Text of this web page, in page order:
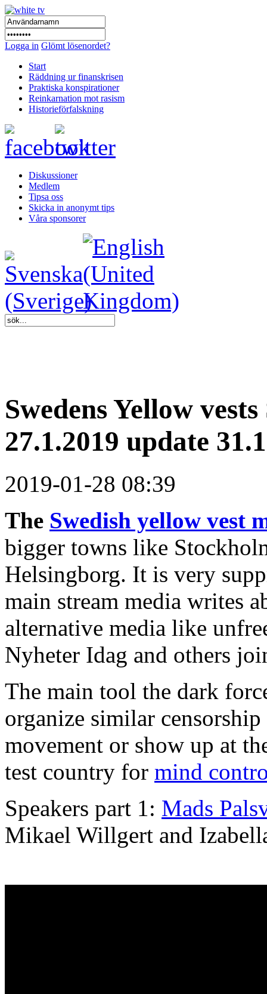
Logga in Glömt lösenordet?
Start
Räddning ur finanskrisen
Praktiska konspirationer
Reinkarnation mot rasism
Historieförfalskning
Diskussioner
Medlem
Tipsa oss
Skicka in anonymt tips
Våra sponsorer
Swedens Yellow
27.1.2019 update
2019-01-28 08:39
The Swedish yellow vest
bigger towns like
Helsingborg. It is very
main stream media writes
alternative media like
Nyheter Idag and others
The main tool the dark
organize similar
movement or show up at
test country for mind
Speakers part 1: Mads
Mikael Willgert and